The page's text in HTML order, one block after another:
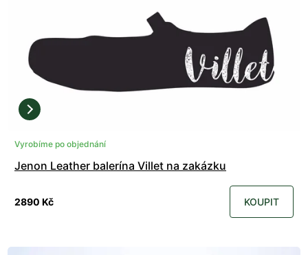
Vyrobíme po objednání
Jenon Leather balerína Villet na zakázku
2890 Kč KOUPIT